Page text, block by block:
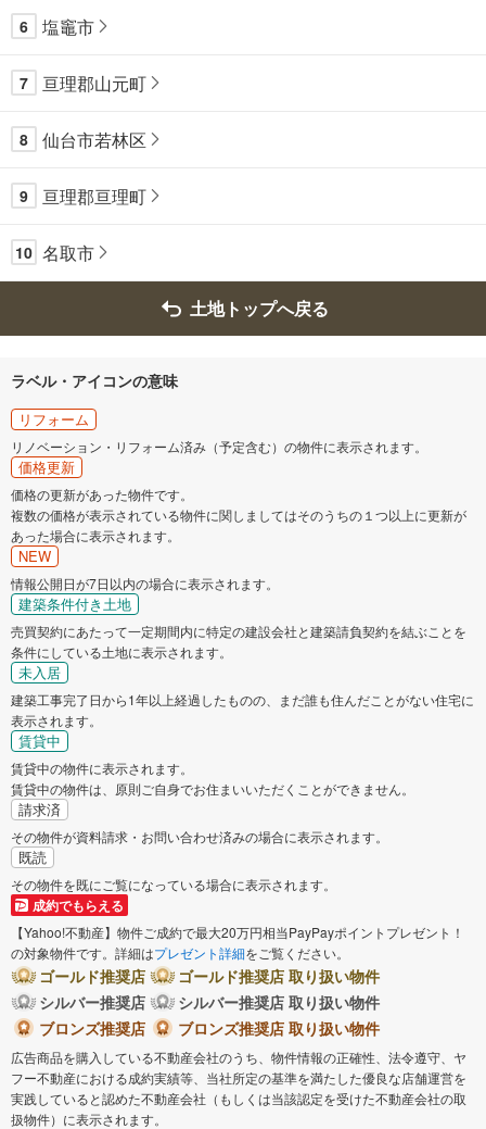
6 塩竈市
7 亘理郡山元町
8 仙台市若林区
9 亘理郡亘理町
10 名取市
土地トップへ戻る
ラベル・アイコンの意味
リフォーム
リノベーション・リフォーム済み（予定含む）の物件に表示されます。
価格更新
価格の更新があった物件です。
複数の価格が表示されている物件に関しましてはそのうちの１つ以上に更新が
あった場合に表示されます。
NEW
情報公開日が7日以内の場合に表示されます。
建築条件付き土地
売買契約にあたって一定期間内に特定の建設会社と建築請負契約を結ぶことを
条件にしている土地に表示されます。
未入居
建築工事完了日から1年以上経過したものの、まだ誰も住んだことがない住宅に
表示されます。
賃貸中
賃貸中の物件に表示されます。
賃貸中の物件は、原則ご自身でお住まいいただくことができません。
請求済
その物件が資料請求・お問い合わせ済みの場合に表示されます。
既読
その物件を既にご覧になっている場合に表示されます。
成約でもらえる
【Yahoo!不動産】物件ご成約で最大20万円相当PayPayポイントプレゼント！
の対象物件です。詳細はプレゼント詳細をご覧ください。
ゴールド推奨店
ゴールド推奨店 取り扱い物件
シルバー推奨店
シルバー推奨店 取り扱い物件
ブロンズ推奨店
ブロンズ推奨店 取り扱い物件
広告商品を購入している不動産会社のうち、物件情報の正確性、法令遵守、ヤ
フー不動産における成約実績等、当社所定の基準を満たした優良な店舗運営を
実践していると認めた不動産会社（もしくは当該認定を受けた不動産会社の取
扱物件）に表示されます。